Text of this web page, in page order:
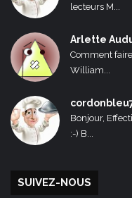
lecteurs M...
Arlette
Comment
William...
Bonjour,
:-) B...
SUIVEZ-NOUS